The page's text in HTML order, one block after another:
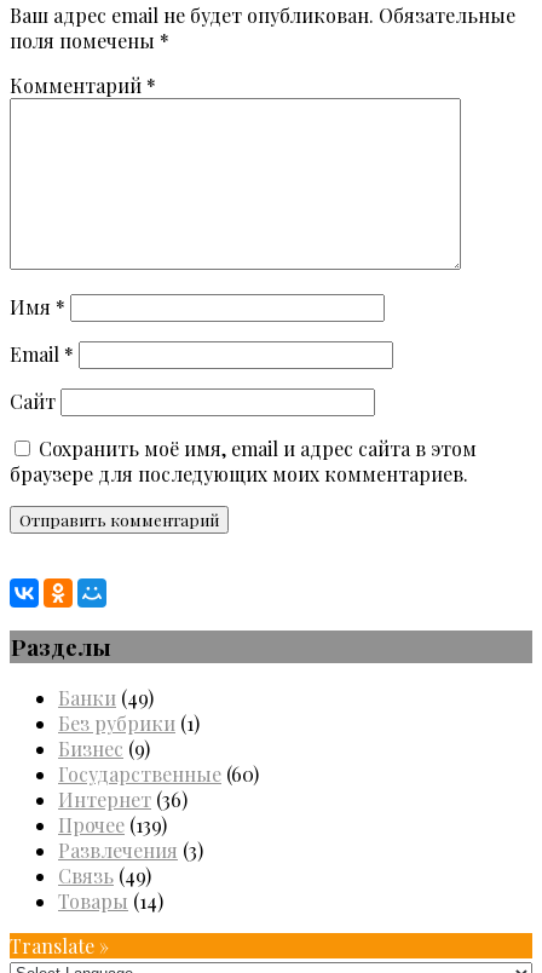
Ваш адрес email не будет опубликован. Обязательные
поля помечены *
Комментарий *
Имя *
Email *
Сайт
Сохранить моё имя, email и адрес сайта в этом
браузере для последующих моих комментариев.
Разделы
Банки (49)
Без рубрики (1)
Бизнес (9)
Государственные (60)
Интернет (36)
Прочее (139)
Развлечения (3)
Связь (49)
Товары (14)
Translate »